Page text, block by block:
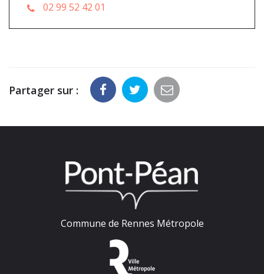
02 99 52 42 01
Partager sur :
Commune de Rennes Métropole